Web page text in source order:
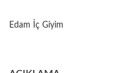
Edam İç Giyim